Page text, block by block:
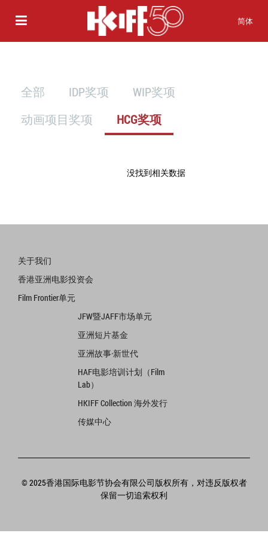
简体
全部 IDP奖项
WIP奖项
动画项目奖项
HCG奖项
没找到相关数据
关于我们
香港亚洲电影投资会
Film Frontier单元
JFW暨JAFF市场单元
亚洲短片基金
亚洲故事·新世代
HAF电影培训计划（Film
Lab）
HKIFF Collection 海外发行
传媒中心
© 2025香港国际电影节协会有限公司版权所有，对违反版权者
保留一切追索权利